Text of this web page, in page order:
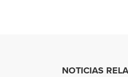
NOTICIAS